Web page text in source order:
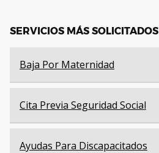
SERVICIOS MÁS SOLICITADOS
Baja Por Maternidad
Cita Previa Seguridad Social
Ayudas Para Discapacitados